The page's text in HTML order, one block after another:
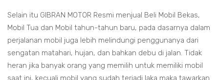
Selain itu GIBRAN MOTOR Resmi menjual Beli Mobil Bekas,
Mobil Tua dan Mobil tahun-tahun baru, pada dasarnya dalam
perjalanan mobil juga lebih melindungi penggunanya dari
sengatan matahari, hujan, dan bahkan debu di jalan. Tidak
heran jika banyak orang yang memilih untuk memiliki mobil
saat ini, kecuali mobil yang sudah terjadi laka maka tawarkan